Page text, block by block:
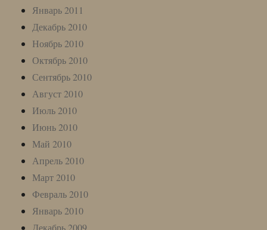
Январь 2011
Декабрь 2010
Ноябрь 2010
Октябрь 2010
Сентябрь 2010
Август 2010
Июль 2010
Июнь 2010
Май 2010
Апрель 2010
Март 2010
Февраль 2010
Январь 2010
Декабрь 2009